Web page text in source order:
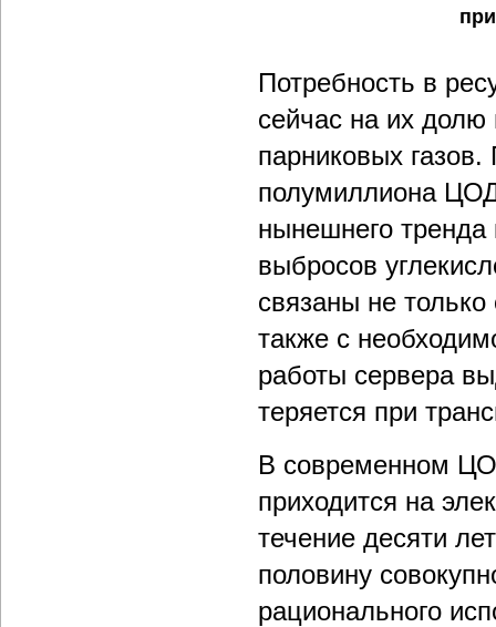
Потребность в
сейчас на их
парниковых
полумиллиона
нынешнего
выбросов
связаны не
также с
работы сервера
теряется при
В современном
приходится на
течение десяти
половину
рационального